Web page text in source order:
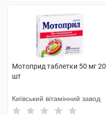
Мотоприд таблетки 50 мг 20
шт
Київський вітамінний завод